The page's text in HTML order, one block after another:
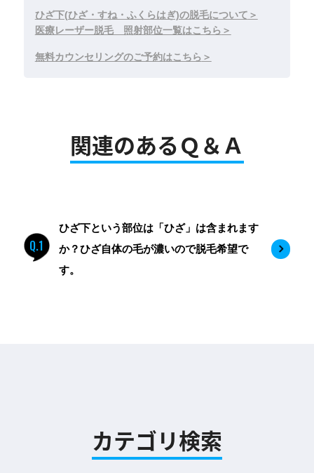
ひざ下(ひざ・すね・ふくらはぎ)の脱毛について
医療レーザー脱毛 照射部位一覧はこちら
無料カウンセリングのご予約はこちら
関連のあるＱ＆Ａ
Q.1
ひざ下という部位は「ひざ」は含まれます
か？ひざ自体の毛が濃いので脱毛希望で
す。
カテゴリ検索